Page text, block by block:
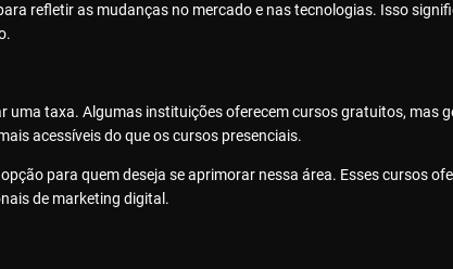
refletir as mudanças no mercado e nas tecnologias. Isso
taxa. Algumas instituições oferecem cursos gratuitos, mas
acessíveis do que os cursos presenciais.
para quem deseja se aprimorar nessa área. Esses cursos
de marketing digital.